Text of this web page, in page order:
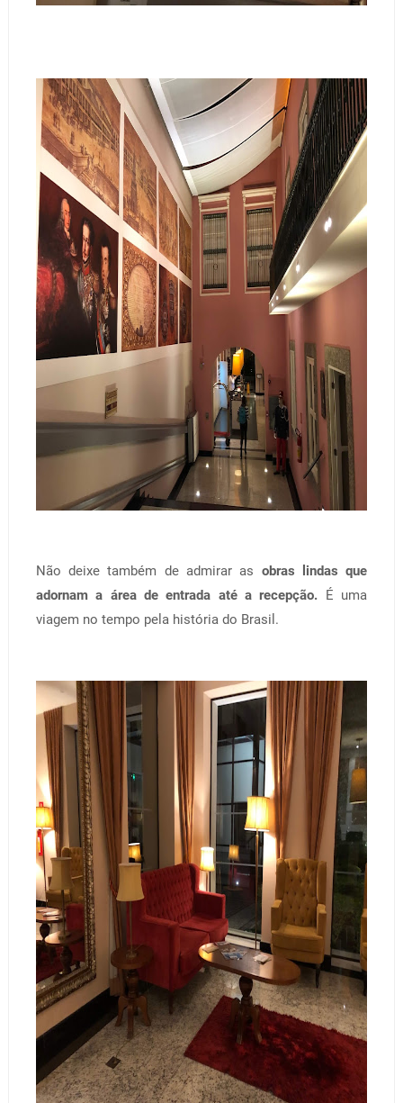
Não deixe também de admirar as obras lindas que
adornam a área de entrada até a recepção. É uma
viagem no tempo pela história do Brasil.